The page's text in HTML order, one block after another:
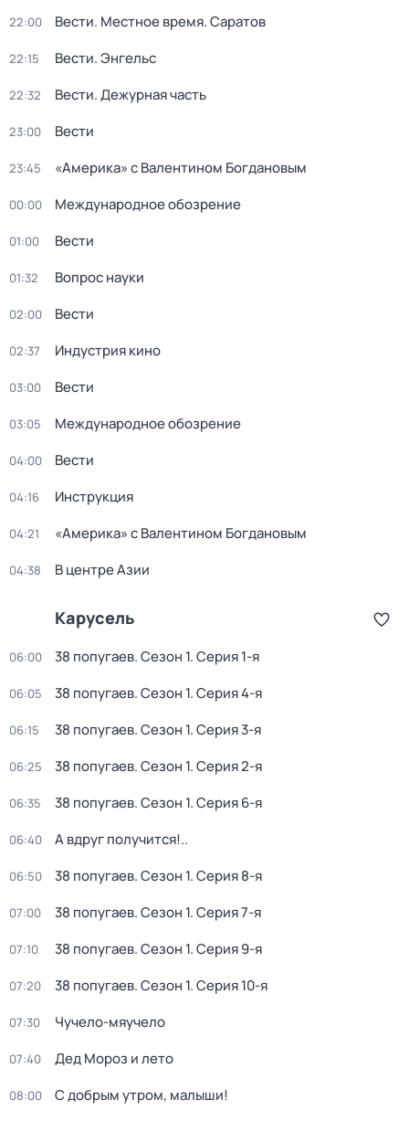
22:00 Вести. Местное время. Саратов
22:15 Вести. Энгельс
22:32 Вести. Дежурная часть
23:00 Вести
23:45 «Америка» с Валентином Богдановым
00:00 Международное обозрение
01:00 Вести
01:32 Вопрос науки
02:00 Вести
02:37 Индустрия кино
03:00 Вести
03:05 Международное обозрение
04:00 Вести
04:16 Инструкция
04:21 «Америка» с Валентином Богдановым
04:38 В центре Азии
Карусель
06:00 38 попугаев. Сезон 1. Серия 1-я
06:05 38 попугаев. Сезон 1. Серия 4-я
06:15 38 попугаев. Сезон 1. Серия 3-я
06:25 38 попугаев. Сезон 1. Серия 2-я
06:35 38 попугаев. Сезон 1. Серия 6-я
06:40 А вдруг получится!..
06:50 38 попугаев. Сезон 1. Серия 8-я
07:00 38 попугаев. Сезон 1. Серия 7-я
07:10 38 попугаев. Сезон 1. Серия 9-я
07:20 38 попугаев. Сезон 1. Серия 10-я
07:30 Чучело-мяучело
07:40 Дед Мороз и лето
08:00 С добрым утром, малыши!